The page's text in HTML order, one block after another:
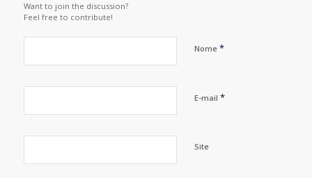
Want to join the discussion?
Feel free to contribute!
Nome *
E-mail *
Site